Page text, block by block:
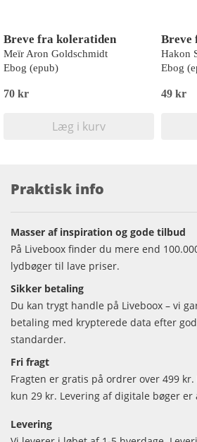
Breve fra koleratiden
Meïr Aron Goldschmidt
Ebog (epub)
70 kr
Læg i kurv
Breve
Hakon
Ebog
49 kr
Praktisk info
Masser af inspiration og gode tilbud
På Liveboox finder du mere end
lydbøger til lave priser.
Sikker betaling
Du kan trygt handle på Liveboox – vi
betaling med krypterede data efter
standarder.
Fri fragt
Fragten er gratis på ordrer over 499
kun 29 kr. Levering af digitale bøger
Levering